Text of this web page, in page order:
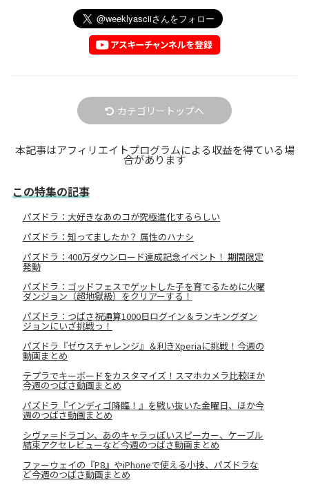
カテゴリートップへ
本記事はアフィリエイトプログラムによる収益を得ている場
合があります
この特集の記事
パズドラ：大好きなあのコが究極進化するらしい
パズドラ：知ってましたか？ 属性のハナシ
パズドラ：400万ダウンロード達成記念イベント！ 期間限定
発動
パズドラ：ゴッドフェスでゲットした子を育てるために火曜
ダンジョン（超地獄級）をクリアーする！
パズドラ：つばさ祝通算1000日ログイン＆ランキングダン
ジョンにいざ挑戦っ！
パズドラ『ゼウスチャレンジ』＆利きXperiaに挑戦！今週の
動画まとめ
テプラでキーボードをカスタマイズ！スマホカメラ比較ほか
今週のつばさ動画まとめ
パズドラ『インディゴ降臨！』を戦い抜いた金曜日、ほか今
週のつばさ動画まとめ
シヴァ＝ドラゴン、あのキャラっぽいスピーカー、ケーブル
結束アクセレビューなど今週のつばさ動画まとめ
ファーウェイの『P8』やiPhoneで使える小技、パズドラな
ど今週のつばさ動画まとめ